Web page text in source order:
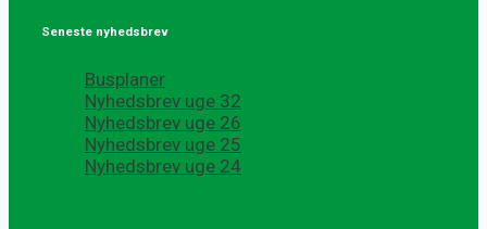
Seneste nyhedsbrev
Busplaner
Nyhedsbrev uge 32
Nyhedsbrev uge 26
Nyhedsbrev uge 25
Nyhedsbrev uge 24